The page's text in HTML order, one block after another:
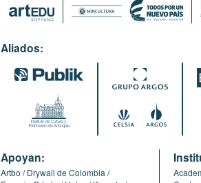
Aliados:
Apoyan:
Artbo
Drywall de Colombia